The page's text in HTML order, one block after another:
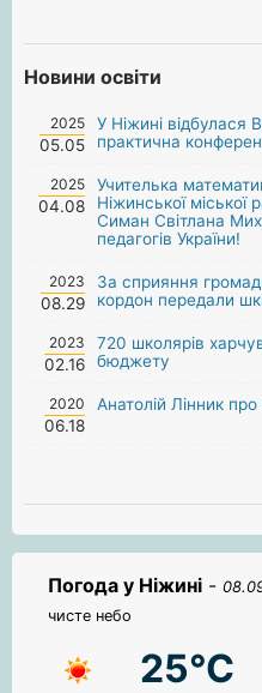
Новини освіти
2025
05.05
У Ніжині відбулася
практична
2025
04.08
Учителька
Ніжинської
Симан Світлана
педагогів України!
2023
08.29
За сприяння
кордон передали
2023
02.16
720 школярів
бюджету
2020
06.18
Анатолій Лінник
Погода у Ніжині -
чисте небо
25°C